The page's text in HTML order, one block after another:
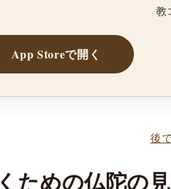
教
App Storeで開く
後
ための仏陀の